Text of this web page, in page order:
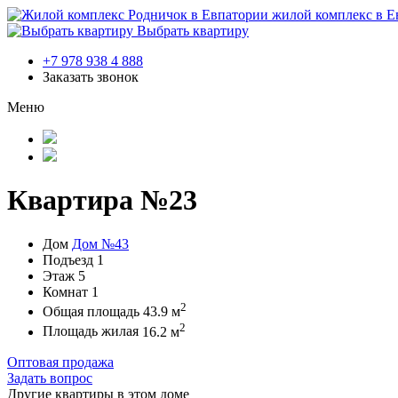
жилой комплекс в
Выбрать квартиру
+7 978 938 4 888
Заказать звонок
Меню
Квартира №23
Дом Дом №43
Подъезд 1
Этаж 5
Комнат 1
Общая площадь 43.9 м2
Площадь жилая 16.2 м2
Оптовая продажа
Задать вопрос
Другие квартиры в этом доме